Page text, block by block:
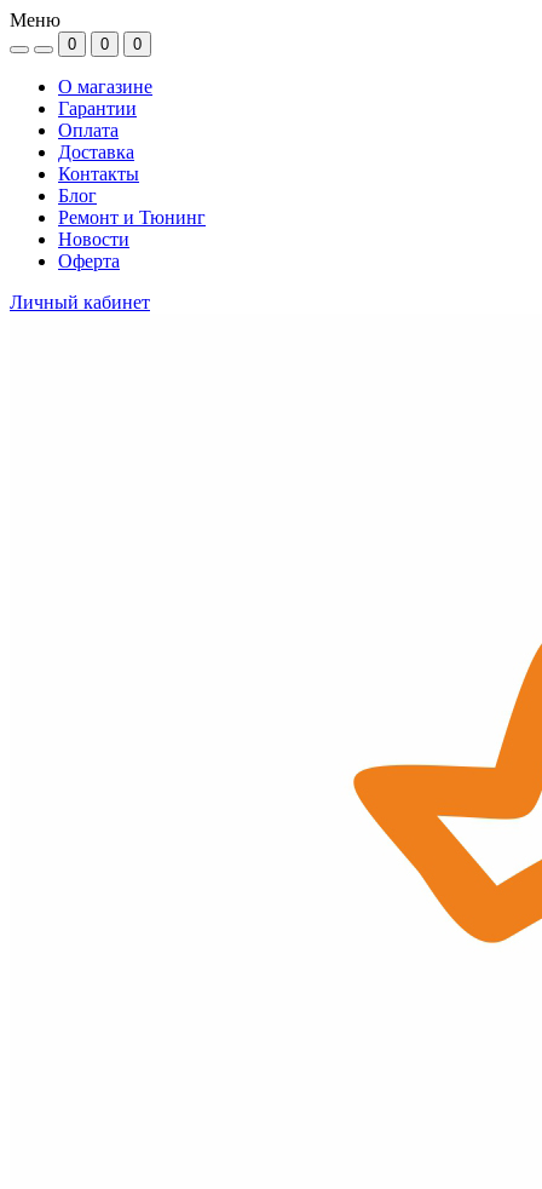
Меню
0 0 0
О магазине
Гарантии
Оплата
Доставка
Контакты
Блог
Ремонт и Тюнинг
Новости
Оферта
Личный кабинет